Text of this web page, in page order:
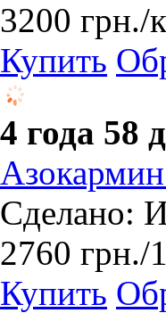
3200 грн./
Купить
4 года 58
Сделано:
2760 грн./
Купить